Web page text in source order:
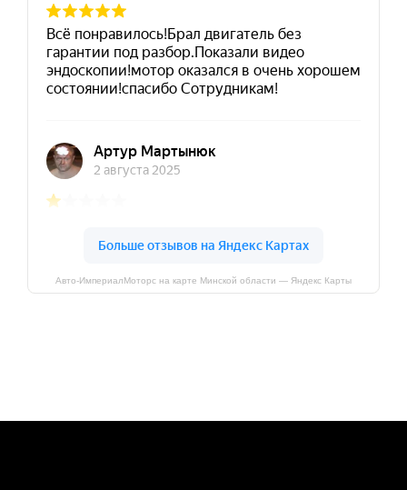
Авто-ИмпериалМоторс на карте Минской области — Яндекс Карты